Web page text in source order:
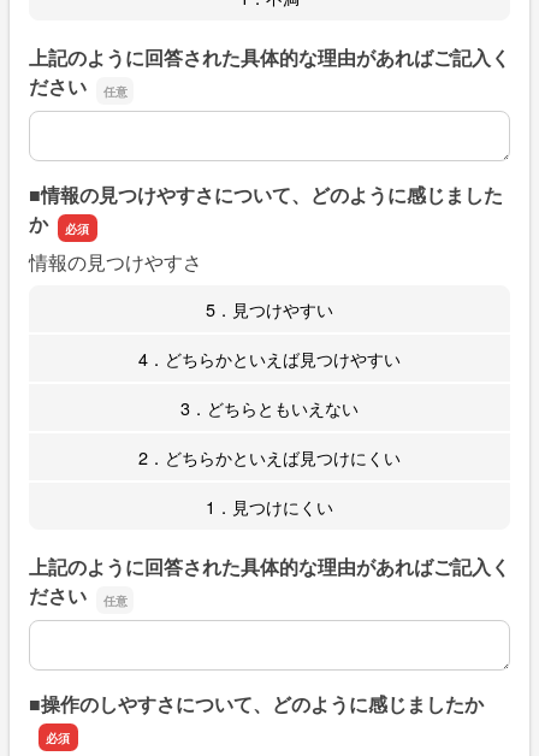
上記のように回答された具体的な理由があればご記入く
ださい
上記のように回答された具体的な理由があればご記入くだ
■情報の見つけやすさについて、どのように感じました
か
情報の見つけやすさ
5．見つけやすい
4．どちらかといえば見つけやすい
3．どちらともいえない
2．どちらかといえば見つけにくい
1．見つけにくい
上記のように回答された具体的な理由があればご記入く
ださい
上記のように回答された具体的な理由があればご記入くだ
■操作のしやすさについて、どのように感じましたか